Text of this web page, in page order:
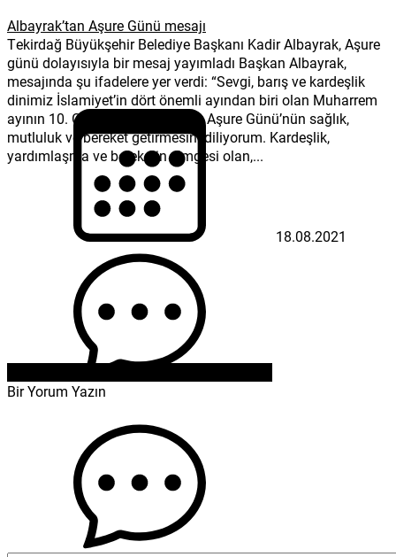
Albayrak’tan Aşure Günü mesajı
Tekirdağ Büyükşehir Belediye Başkanı Kadir Albayrak, Aşure
günü dolayısıyla bir mesaj yayımladı Başkan Albayrak,
mesajında şu ifadelere yer verdi: “Sevgi, barış ve kardeşlik
dinimiz İslamiyet’in dört önemli ayından biri olan Muharrem
ayının 10. Gününe tekabül eden Aşure Günü’nün sağlık,
mutluluk ve bereket getirmesini diliyorum. Kardeşlik,
yardımlaşma ve bereketin simgesi olan,...
18.08.2021
Bir Yorum Yazın